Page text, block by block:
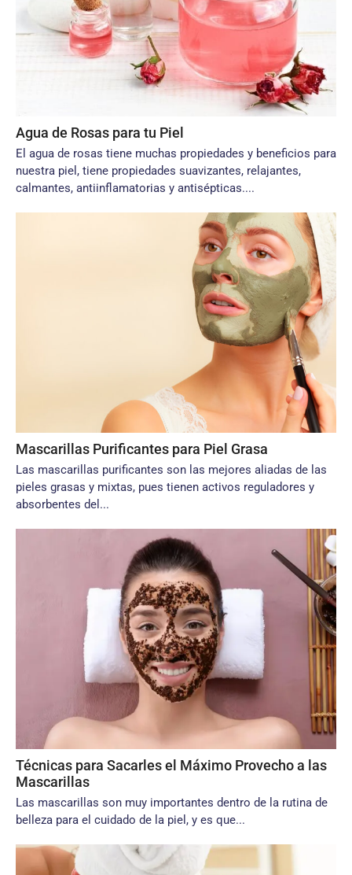
Agua de Rosas para tu Piel
El agua de rosas tiene muchas propiedades y beneficios para
nuestra piel, tiene propiedades suavizantes, relajantes,
calmantes, antiinflamatorias y antisépticas....
Mascarillas Purificantes para Piel Grasa
Las mascarillas purificantes son las mejores aliadas de las
pieles grasas y mixtas, pues tienen activos reguladores y
absorbentes del...
Técnicas para Sacarles el Máximo Provecho a las
Mascarillas
Las mascarillas son muy importantes dentro de la rutina de
belleza para el cuidado de la piel, y es que...